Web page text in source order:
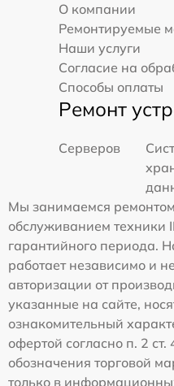
О компании
Ремонтируемые
Наши услуги
Согласие на
Способы оплаты
Ремонт
Серверов
Мы занимаемся
обслуживанием техники
гарантийного периода.
работает независимо и
авторизации от
указанные на сайте,
ознакомительный
офертой согласно п. 2
обозначения торговой
только в